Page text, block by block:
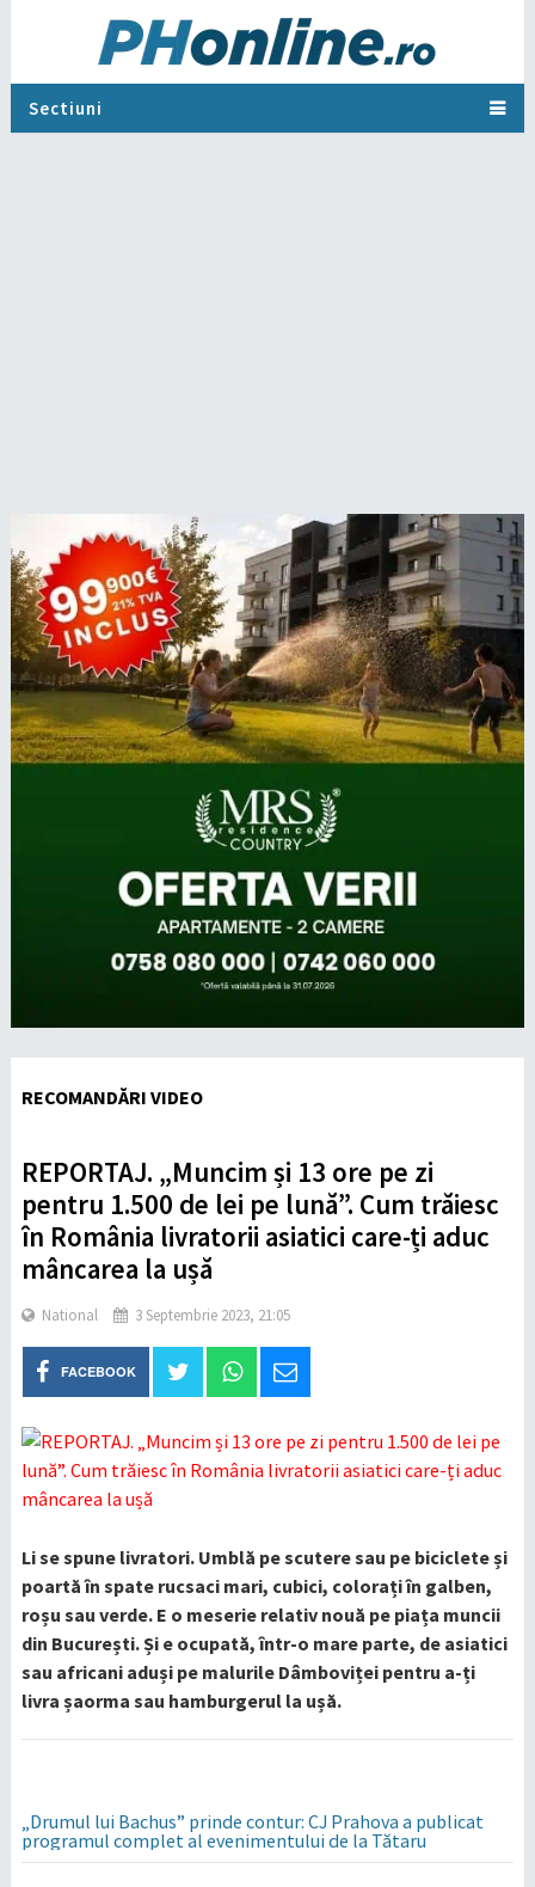
Sectiuni
RECOMANDĂRI VIDEO
REPORTAJ. „Muncim și 13 ore pe zi
pentru 1.500 de lei pe lună”. Cum trăiesc
în România livratorii asiatici care-ți aduc
mâncarea la ușă
National 3 Septembrie 2023, 21:05
FACEBOOK
Li se spune livratori. Umblă pe scutere sau pe biciclete și
poartă în spate rucsaci mari, cubici, colorați în galben,
roșu sau verde. E o meserie relativ nouă pe piața muncii
din București. Și e ocupată, într-o mare parte, de asiatici
sau africani aduși pe malurile Dâmboviței pentru a-ți
livra șaorma sau hamburgerul la ușă.
„Drumul lui Bachus” prinde contur: CJ Prahova a publicat
programul complet al evenimentului de la Tătaru